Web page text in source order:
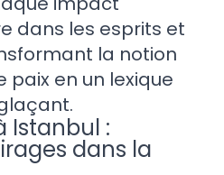
dans les esprits et
la notion
paix en un lexique
Istanbul :
dans la